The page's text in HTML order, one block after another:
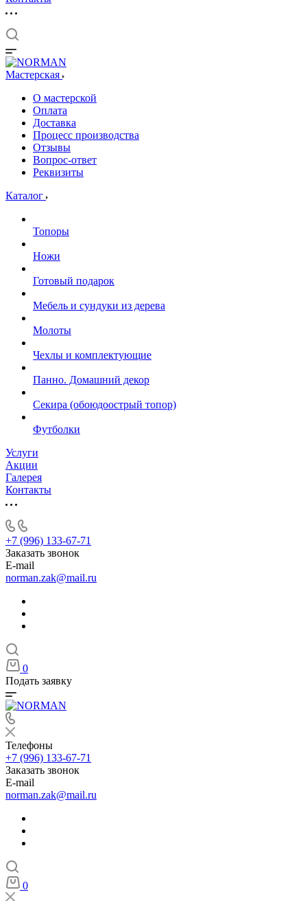
Мастерская
О мастерской
Оплата
Доставка
Процесс производства
Отзывы
Вопрос-ответ
Реквизиты
Каталог
Топоры
Ножи
Готовый подарок
Мебель и сундуки из дерева
Молоты
Чехлы и комплектующие
Панно. Домашний декор
Секира (обоюдоострый топор)
Футболки
Услуги
Акции
Галерея
Контакты
+7 (996) 133-67-71
Заказать звонок
E-mail
norman.zak@mail.ru
0
Подать заявку
Телефоны
+7 (996) 133-67-71
Заказать звонок
E-mail
norman.zak@mail.ru
0